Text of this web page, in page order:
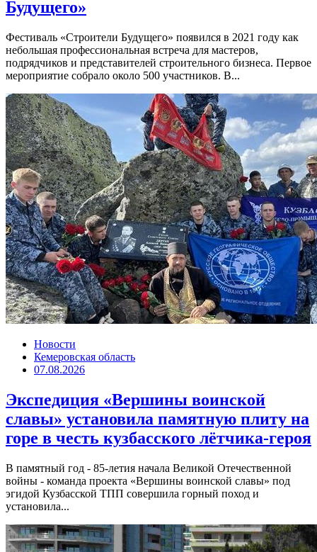
Будущего»
Фестиваль «Строители Будущего» появился в 2021 году как
небольшая профессиональная встреча для мастеров,
подрядчиков и представителей строительного бизнеса. Первое
мероприятие собрало около 500 участников. В...
Новости
Кемеровская область
07.08.2026
Экспедиция «Вершины воинской
славы» установила памятную плиту на
горе в честь кузбасского лётчика-героя
В памятный год - 85-летия начала Великой Отечественной
войны - команда проекта «Вершины воинской славы» под
эгидой Кузбасской ТПП совершила горный поход и
установила...